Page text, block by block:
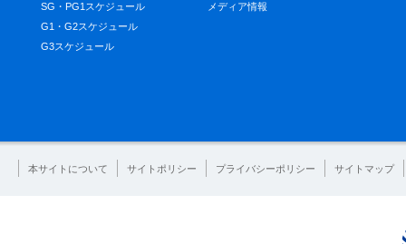
SG・PG1スケジュール
G1・G2スケジュール
G3スケジュール
メディア情報
本サイトについて サイトポリシー プライバシーポリシー サイトマップ